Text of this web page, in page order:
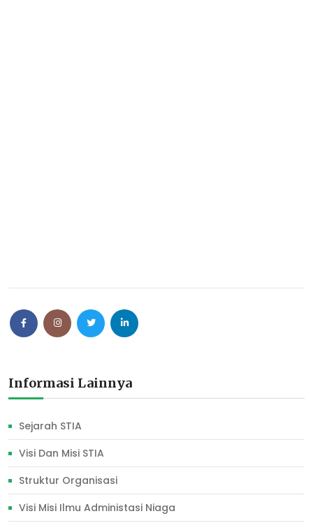
Informasi Lainnya
Sejarah STIA
Visi Dan Misi STIA
Struktur Organisasi
Visi Misi Ilmu Administasi Niaga